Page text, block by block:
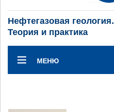
Нефтегазовая геология.
Теория и практика
МЕНЮ